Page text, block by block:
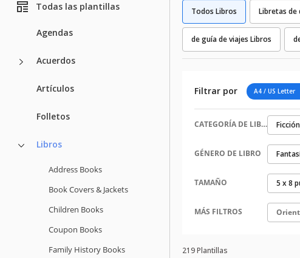
Todas las plantillas
Agendas
Acuerdos
Artículos
Folletos
Libros
Address Books
Book Covers & Jackets
Children Books
Coupon Books
Family History Books
Todos Libros Libretas de
de guía de viajes Libros
Filtrar por A4 / US Letter
CATEGORÍA DE LIBROS Ficción
GÉNERO DE LIBRO
TAMAÑO 5 x 8
MÁS FILTROS
219 Plantillas